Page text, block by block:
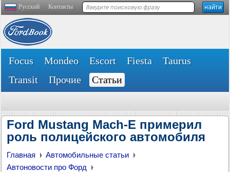
Русский Контакты
Focus Mondeo Escort Fiesta
Taurus
Transit
Прочие Статьи
Ford Mustang Mach-E примерил
роль полицейского автомобиля
Главная
Автомобильные статьи
Автоновости про Форд